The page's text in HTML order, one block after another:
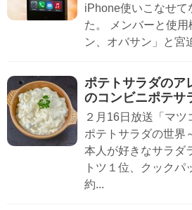
iPhone使いこなせて
た。 メンバーと使
ン、オバサン」と宮
ポテトサラダのア
のコンビニポテサ
２月16日放送「マ
ポテトサラダの世界
本人が好きなサラダ
トツ１位、クックパ
約...